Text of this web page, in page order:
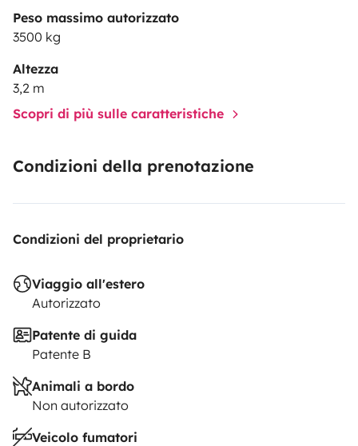
Peso massimo autorizzato
3500 kg
Altezza
3,2 m
Scopri di più sulle caratteristiche
Condizioni della prenotazione
Condizioni del proprietario
Viaggio all'estero
Autorizzato
Patente di guida
Patente B
Animali a bordo
Non autorizzato
Veicolo fumatori